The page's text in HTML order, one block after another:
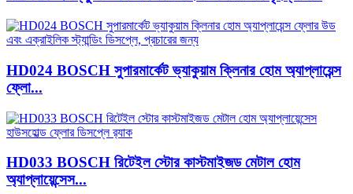
HD024 BOSCH সুপারমার্কেট ভ্যাকুয়াম ক্লিনার হোম অ্যাপ্লায়েন্স
ফ্লো...
HD033 BOSCH রিটেইল স্টোর কাস্টমাইজড মেটাল হোম
অ্যাপ্লায়েন্সেস...